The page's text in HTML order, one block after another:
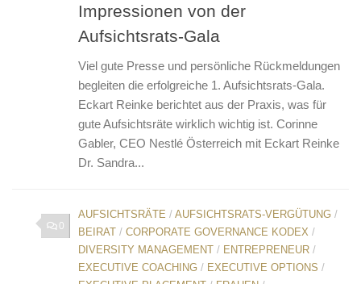
Impressionen von der
Aufsichtsrats-Gala
Viel gute Presse und persönliche Rückmeldungen
begleiten die erfolgreiche 1. Aufsichtsrats-Gala.
Eckart Reinke berichtet aus der Praxis, was für
gute Aufsichtsräte wirklich wichtig ist. Corinne
Gabler, CEO Nestlé Österreich mit Eckart Reinke
Dr. Sandra...
0
AUFSICHTSRÄTE / AUFSICHTSRATS-VERGÜTUNG /
BEIRAT / CORPORATE GOVERNANCE KODEX /
DIVERSITY MANAGEMENT / ENTREPRENEUR /
EXECUTIVE COACHING / EXECUTIVE OPTIONS /